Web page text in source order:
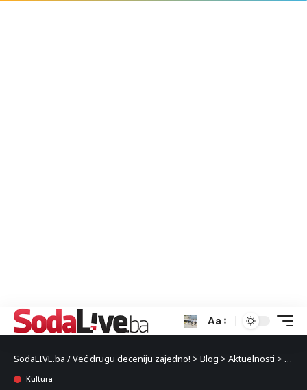
Aa
SodaLIVE.ba / Već drugu deceniju zajedno! > Blog > Aktuelnosti >
Kultura